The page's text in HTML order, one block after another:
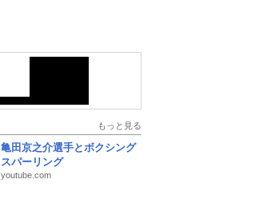
もっと見る
亀田京之介選手とボクシング
スパーリング
youtube.com